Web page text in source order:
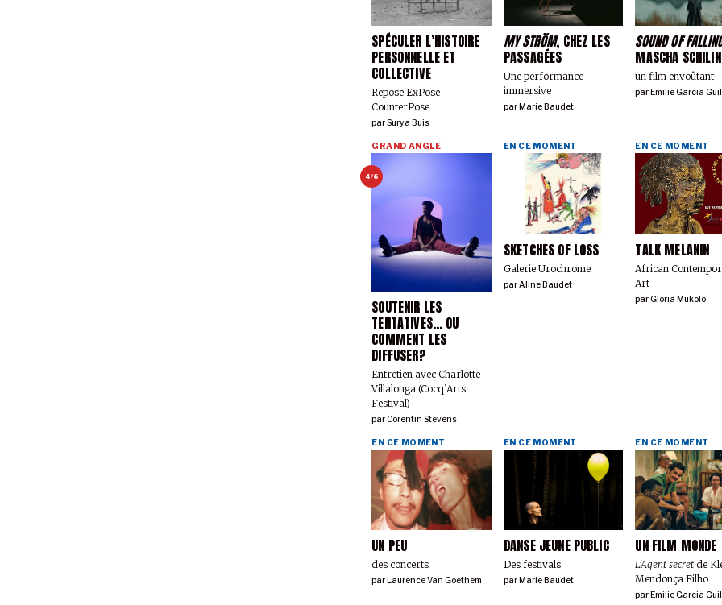
SPÉCULER L’HISTOIRE
PERSONNELLE ET
COLLECTIVE
Repose ExPose
CounterPose
parSurya Buis
MY STRÖM, CHEZ LES
PASSAGÉES
Une performance
immersive
par Marie Baudet
SOUND OF
MASCHA
un film envoûtant
par Emilie Garcia
4/6
SOUTENIR LES
TENTATIVES… OU
COMMENT LES
DIFFUSER?
Entretien avec Charlotte
Villalonga (Cocq’Arts
Festival)
GRAND ANGLE
parCorentin Stevens
SKETCHES OF LOSS
Galerie Urochrome
EN CE MOMENT
parAline Baudet
TALK MELANIN
African
Art
EN CE MOMENT
parGloria Mukolo
UN PEU
des concerts
EN CE MOMENT
par Laurence Van Goethem
DANSE JEUNE PUBLIC
Des festivals
EN CE MOMENT
par Marie Baudet
UN FILM MONDE
L’Agent secret de
Mendonça Filho
EN CE MOMENT
par Emilie Garcia